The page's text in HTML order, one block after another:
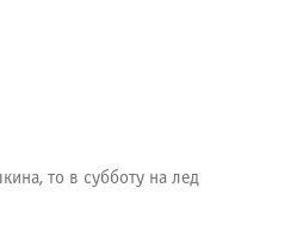
то в субботу на лед